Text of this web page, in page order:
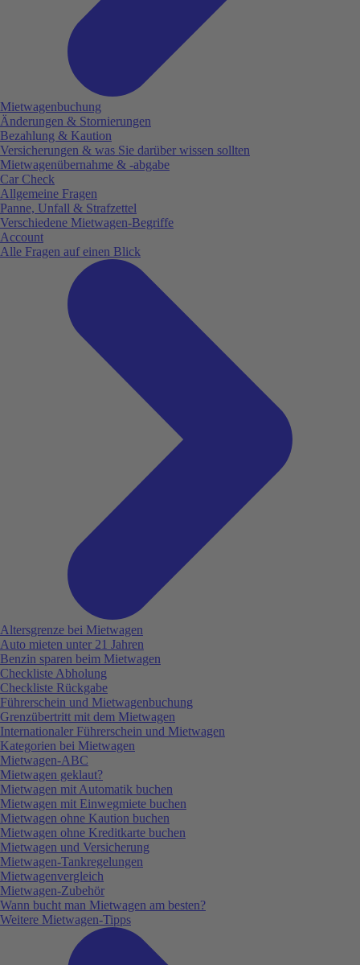
Mietwagenbuchung
Änderungen & Stornierungen
Bezahlung & Kaution
Versicherungen & was Sie darüber wissen sollten
Mietwagenübernahme & -abgabe
Car Check
Allgemeine Fragen
Panne, Unfall & Strafzettel
Verschiedene Mietwagen-Begriffe
Account
Alle Fragen auf einen Blick
Altersgrenze bei Mietwagen
Auto mieten unter 21 Jahren
Benzin sparen beim Mietwagen
Checkliste Abholung
Checkliste Rückgabe
Führerschein und Mietwagenbuchung
Grenzübertritt mit dem Mietwagen
Internationaler Führerschein und Mietwagen
Kategorien bei Mietwagen
Mietwagen-ABC
Mietwagen geklaut?
Mietwagen mit Automatik buchen
Mietwagen mit Einwegmiete buchen
Mietwagen ohne Kaution buchen
Mietwagen ohne Kreditkarte buchen
Mietwagen und Versicherung
Mietwagen-Tankregelungen
Mietwagenvergleich
Mietwagen-Zubehör
Wann bucht man Mietwagen am besten?
Weitere Mietwagen-Tipps